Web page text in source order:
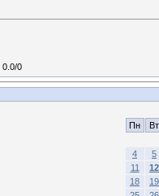
0.0/0
Пн Вт
4
5
11
12
18
19